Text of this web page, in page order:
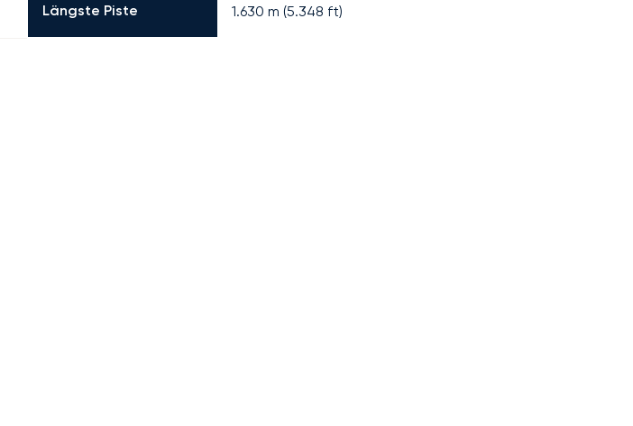
Längste Piste 1.630 m (5.348 ft)